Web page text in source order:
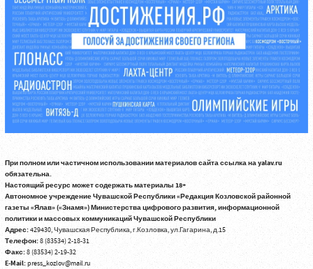
При полном или частичном использовании материалов сайта ссылка на yalav.ru
обязательна.
Настоящий ресурс может содержать материалы 18+
Автономное учреждение Чувашской Республики «Редакция Козловской районной
газеты «Ялав» («Знамя») Министерства цифрового развития, информационной
политики и массовых коммуникаций Чувашской Республики
Адрес:429430, Чувашская Республика, г.Козловка, ул.Гагарина, д.15
Телефон:8 (83534) 2-18-31
Факс:8 (83534) 2-19-32
E-Mail:press_kozlov@mail.ru